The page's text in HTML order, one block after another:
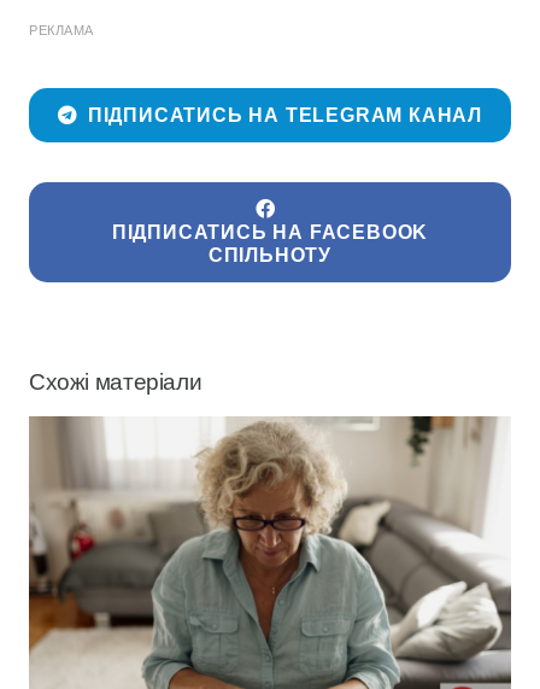
РЕКЛАМА
ПІДПИСАТИСЬ НА TELEGRAM КАНАЛ
ПІДПИСАТИСЬ НА FACEBOOK
СПІЛЬНОТУ
Схожі матеріали